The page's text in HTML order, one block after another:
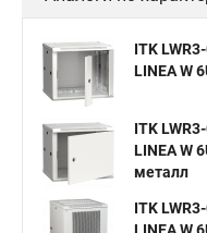
ITK
LINEA W
ITK
LINEA W
металл
ITK